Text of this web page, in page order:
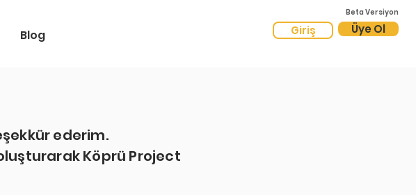
Blog Giriş Üye Ol
Beta Versiyon
ederim.
Köprü Project